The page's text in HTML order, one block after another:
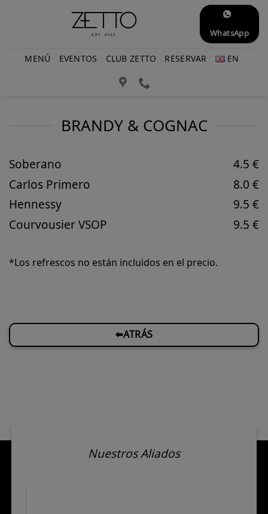
WhatsApp
MENÚ EVENTOS CLUB ZETTO RESERVAR EN
BRANDY & COGNAC
Soberano
Carlos Primero
Hennessy
Courvousier VSOP
4.5 €
8.0 €
9.5 €
9.5 €
*Los refrescos no están incluidos en el precio.
⬅️ATRÁS
Nuestros Aliados